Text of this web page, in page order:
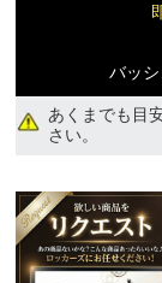
バッ
あくまでも目
さい。
24 MO